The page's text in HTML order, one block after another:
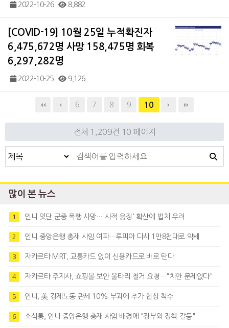
2022-10-26 8,882
[COVID-19] 10월 25일 누적확진자
6,475,672명 사망 158,475명 회복
6,297,282명
2022-10-25 9,126
6 7 8 9 10
전체 1,209건 10 페이지
많이 본 뉴스
1 인니 잇단 군중 폭행 사망…'사적 응징' 확산에 법치 우려
2 인니 중앙은행 총재 사임 여파…루피아 다시 1만8천대로 약세
3 자카르타 MRT, 교통카드 없이 신용카드로 바로 탄다
4 자카르타 주지사, 쇼핑몰 보안 울타리 철거 요청…"치안 문제없다"
5 인니, 美 강제노동 관세 10% 부과에 추가 협상 착수
6 소식통, 인니 중앙은행 총재 사임 배경에 “정부와 정책 갈등"